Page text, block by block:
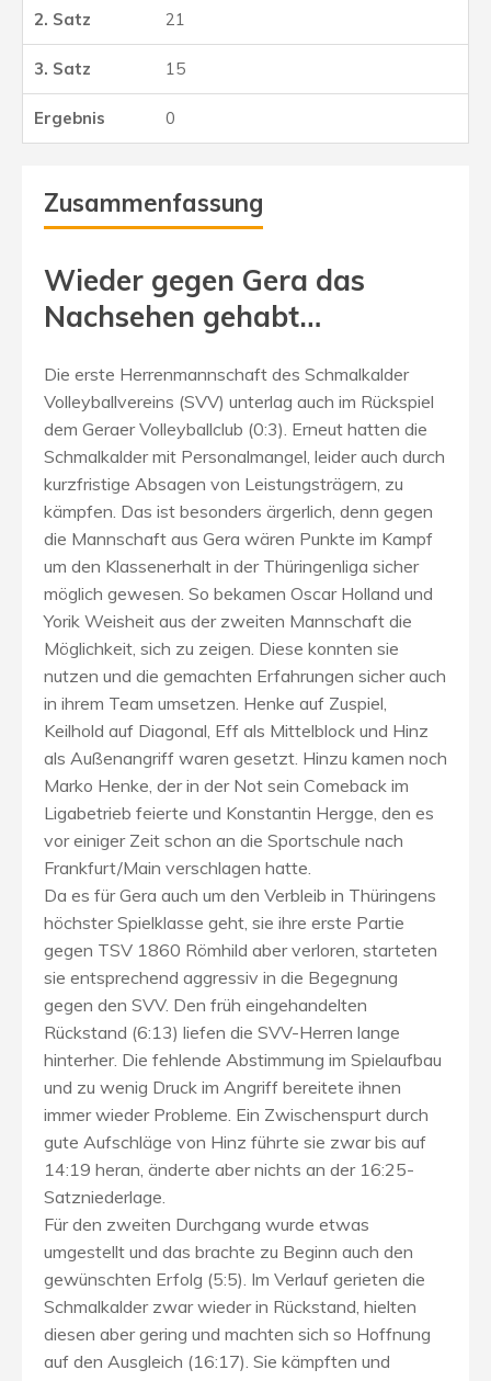
21
15
0
Zusammenfassung
Wieder gegen Gera das
Nachsehen gehabt…
Die erste Herrenmannschaft des Schmalkalder
Volleyballvereins (SVV) unterlag auch im Rückspiel
dem Geraer Volleyballclub (0:3). Erneut hatten die
Schmalkalder mit Personalmangel, leider auch durch
kurzfristige Absagen von Leistungsträgern, zu
kämpfen. Das ist besonders ärgerlich, denn gegen
die Mannschaft aus Gera wären Punkte im Kampf
um den Klassenerhalt in der Thüringenliga sicher
möglich gewesen. So bekamen Oscar Holland und
Yorik Weisheit aus der zweiten Mannschaft die
Möglichkeit, sich zu zeigen. Diese konnten sie
nutzen und die gemachten Erfahrungen sicher auch
in ihrem Team umsetzen. Henke auf Zuspiel,
Keilhold auf Diagonal, Eff als Mittelblock und Hinz
als Außenangriff waren gesetzt. Hinzu kamen noch
Marko Henke, der in der Not sein Comeback im
Ligabetrieb feierte und Konstantin Hergge, den es
vor einiger Zeit schon an die Sportschule nach
Frankfurt/Main verschlagen hatte.
Da es für Gera auch um den Verbleib in Thüringens
höchster Spielklasse geht, sie ihre erste Partie
gegen TSV 1860 Römhild aber verloren, starteten
sie entsprechend aggressiv in die Begegnung
gegen den SVV. Den früh eingehandelten
Rückstand (6:13) liefen die SVV-Herren lange
hinterher. Die fehlende Abstimmung im Spielaufbau
und zu wenig Druck im Angriff bereitete ihnen
immer wieder Probleme. Ein Zwischenspurt durch
gute Aufschläge von Hinz führte sie zwar bis auf
14:19 heran, änderte aber nichts an der 16:25-
Satzniederlage.
Für den zweiten Durchgang wurde etwas
umgestellt und das brachte zu Beginn auch den
gewünschten Erfolg (5:5). Im Verlauf gerieten die
Schmalkalder zwar wieder in Rückstand, hielten
diesen aber gering und machten sich so Hoffnung
auf den Ausgleich (16:17). Sie kämpften und